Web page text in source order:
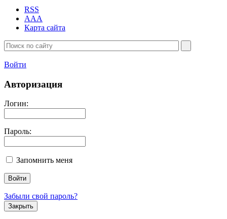
RSS
AAA
Карта сайта
Войти
Авторизация
Логин:
Пароль:
Запомнить меня
Забыли свой пароль?
Закрыть